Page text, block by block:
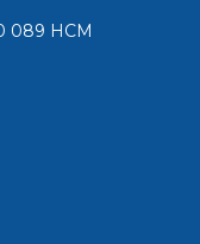
089 HCM